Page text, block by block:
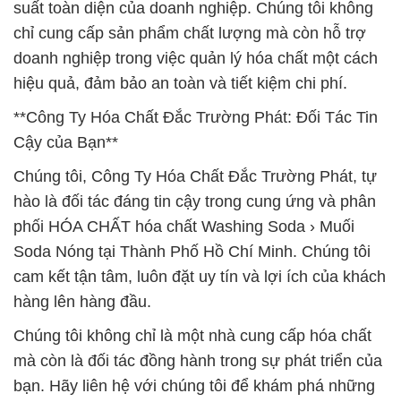
suất toàn diện của doanh nghiệp. Chúng tôi không
chỉ cung cấp sản phẩm chất lượng mà còn hỗ trợ
doanh nghiệp trong việc quản lý hóa chất một cách
hiệu quả, đảm bảo an toàn và tiết kiệm chi phí.
**Công Ty Hóa Chất Đắc Trường Phát: Đối Tác Tin
Cậy của Bạn**
Chúng tôi, Công Ty Hóa Chất Đắc Trường Phát, tự
hào là đối tác đáng tin cậy trong cung ứng và phân
phối HÓA CHẤT hóa chất Washing Soda › Muối
Soda Nóng tại Thành Phố Hồ Chí Minh. Chúng tôi
cam kết tận tâm, luôn đặt uy tín và lợi ích của khách
hàng lên hàng đầu.
Chúng tôi không chỉ là một nhà cung cấp hóa chất
mà còn là đối tác đồng hành trong sự phát triển của
bạn. Hãy liên hệ với chúng tôi để khám phá những